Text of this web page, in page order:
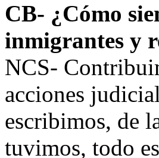
CB- ¿Cómo
inmigrantes y
NCS-
acciones
escribimos, de
tuvimos, todo